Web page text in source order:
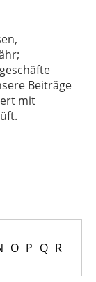
Beiträge
mit
O P Q R